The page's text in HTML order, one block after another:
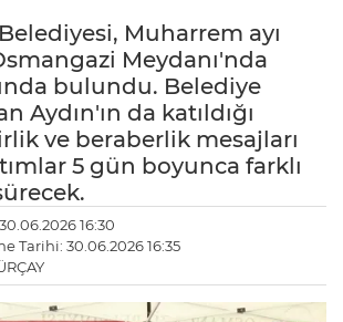
Muharrem ayı
Meydanı'nda
bulundu. Belediye
Aydın'ın da katıldığı
ve beraberlik mesajları
5 gün boyunca farklı
16:30
Tarihi: 30.06.2026 16:35